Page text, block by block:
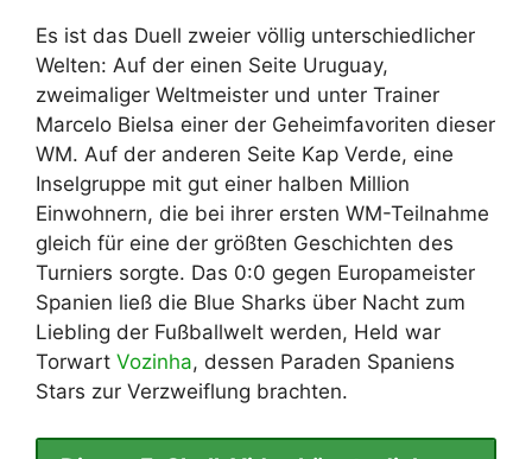
Es ist das Duell zweier völlig unterschiedlicher
Welten: Auf der einen Seite Uruguay,
zweimaliger Weltmeister und unter Trainer
Marcelo Bielsa einer der Geheimfavoriten dieser
WM. Auf der anderen Seite Kap Verde, eine
Inselgruppe mit gut einer halben Million
Einwohnern, die bei ihrer ersten WM-Teilnahme
gleich für eine der größten Geschichten des
Turniers sorgte. Das 0:0 gegen Europameister
Spanien ließ die Blue Sharks über Nacht zum
Liebling der Fußballwelt werden, Held war
Torwart Vozinha, dessen Paraden Spaniens
Stars zur Verzweiflung brachten.